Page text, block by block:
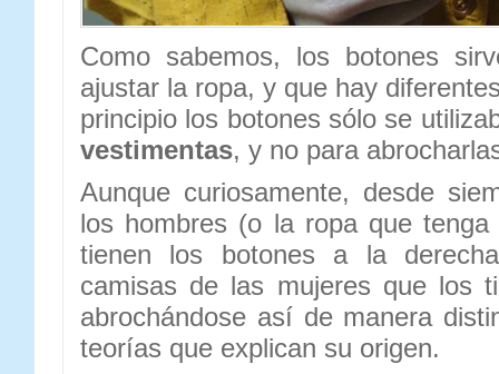
Como sabemos, los botones
ajustar la ropa, y que hay
principio los botones sólo se
vestimentas, y no para
Aunque curiosamente, desde
los hombres (o la ropa que tenga
tienen los botones a la
camisas de las mujeres que los
abrochándose así de manera
teorías que explican su origen.